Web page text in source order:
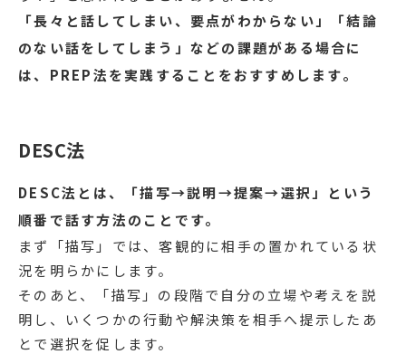
「長々と話してしまい、要点がわからない」「結論
のない話をしてしまう」などの課題がある場合に
は、PREP法を実践することをおすすめします。
DESC法
DESC法とは、「描写→説明→提案→選択」という
順番で話す方法のことです。
まず「描写」では、客観的に相手の置かれている状
況を明らかにします。
そのあと、「描写」の段階で自分の立場や考えを説
明し、いくつかの行動や解決策を相手へ提示したあ
とで選択を促します。